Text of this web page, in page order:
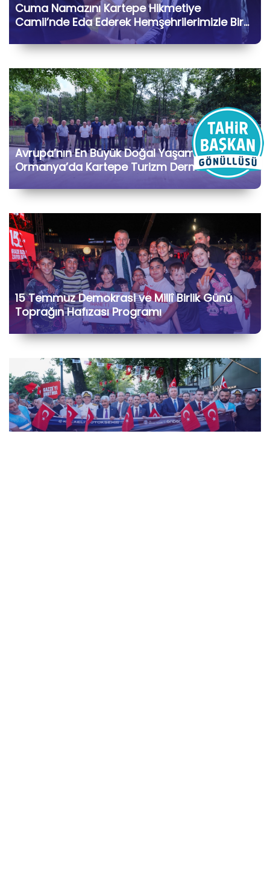
Cuma Namazını Kartepe Hikmetiye
Camii’nde Eda Ederek Hemşehrilerimizle Bir
Araya Geldik
Avrupa’nın En Büyük Doğal Yaşam Parkı
Ormanya’da Kartepe Turizm Dernekleri ve
Bölge İşletmecileriyle Bir Araya Geldik
15 Temmuz Demokrasi ve Millî Birlik Günü
Toprağın Hafızası Programı